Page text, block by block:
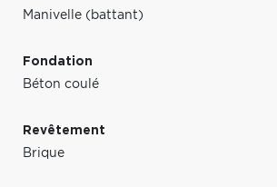
Manivelle (battant)
Fondation
Béton coulé
Revêtement
Brique